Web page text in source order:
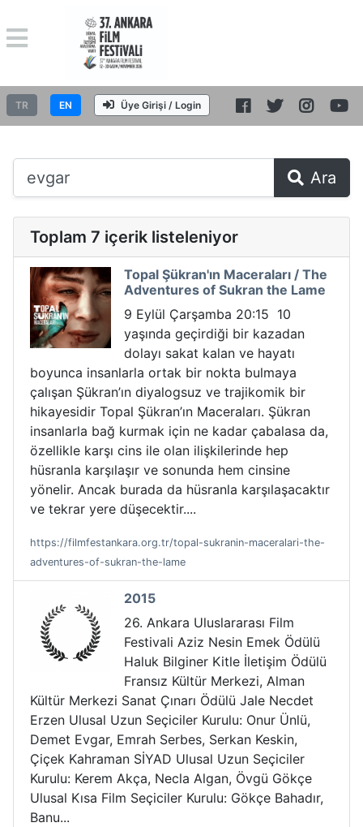
TR EN Üye Girişi / Login
Ara
Toplam 7 içerik listeleniyor
Topal Şükran'ın Maceraları / The
Adventures of Sukran the Lame
9 Eylül Çarşamba 20:15 10
yaşında geçirdiği bir kazadan
dolayı sakat kalan ve hayatı
boyunca insanlarla ortak bir nokta bulmaya
çalışan Şükran’ın diyalogsuz ve trajikomik bir
hikayesidir Topal Şükran’ın Maceraları. Şükran
insanlarla bağ kurmak için ne kadar çabalasa da,
özellikle karşı cins ile olan ilişkilerinde hep
hüsranla karşılaşır ve sonunda hem cinsine
yönelir. Ancak burada da hüsranla karşılaşacaktır
ve tekrar yere düşecektir....
https://filmfestankara.org.tr/topal-sukranin-maceralari-the-
adventures-of-sukran-the-lame
2015
26. Ankara Uluslararası Film
Festivali Aziz Nesin Emek Ödülü
Haluk Bilginer Kitle İletişim Ödülü
Fransız Kültür Merkezi, Alman
Kültür Merkezi Sanat Çınarı Ödülü Jale Necdet
Erzen Ulusal Uzun Seçiciler Kurulu: Onur Ünlü,
Demet Evgar, Emrah Serbes, Serkan Keskin,
Çiçek Kahraman SİYAD Ulusal Uzun Seçiciler
Kurulu: Kerem Akça, Necla Algan, Övgü Gökçe
Ulusal Kısa Film Seçiciler Kurulu: Gökçe Bahadır,
Banu...